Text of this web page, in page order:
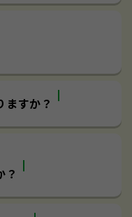
ますか？
？